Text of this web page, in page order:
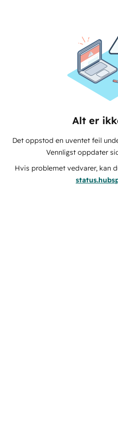
Alt er
Det oppstod en uventet feil
Vennligst oppdater
Hvis problemet vedvarer, kan